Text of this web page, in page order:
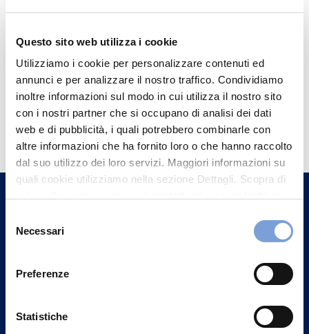
Questo sito web utilizza i cookie
Utilizziamo i cookie per personalizzare contenuti ed
annunci e per analizzare il nostro traffico. Condividiamo
inoltre informazioni sul modo in cui utilizza il nostro sito
con i nostri partner che si occupano di analisi dei dati
web e di pubblicità, i quali potrebbero combinarle con
altre informazioni che ha fornito loro o che hanno raccolto
dal suo utilizzo dei loro servizi. Maggiori informazioni su
quali cookie utilizziamo nella sezione Dettagli. Scopra di
può trovare nel footer del sito nella sezione "Informativa
delNecessari
Preferenze
Statistiche
Hai bisogno di
informazioni?
Trova l'Agenzia più vicina a te e parla con
un nostro Agente.